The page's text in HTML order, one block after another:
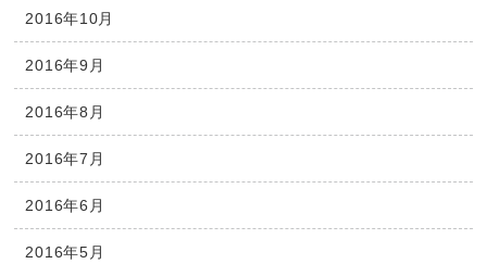
2016年10月
2016年9月
2016年8月
2016年7月
2016年6月
2016年5月